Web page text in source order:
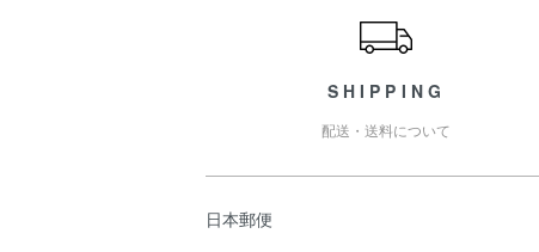
SHIPPING
配送・送料について
日本郵便